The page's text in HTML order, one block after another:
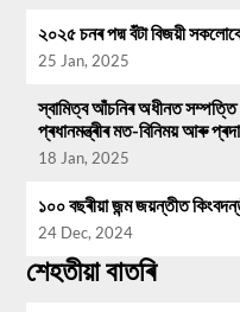
২০২৫ চনৰ পদ্ম বঁটা বিজয়ী
25 Jan, 2025
স্বামিত্ব আঁচনিৰ অধীনত সম্পত্তি
প্ৰধানমন্ত্ৰীৰ মত-বিনিময় আৰু
18 Jan, 2025
১০০ বছৰীয়া জন্ম জয়ন্তীত
24 Dec, 2024
শেহতীয়া বাতৰি